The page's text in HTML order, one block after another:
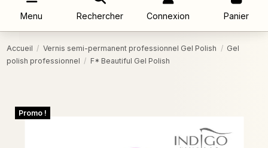
Menu Rechercher Connexion Panier
Accueil Vernis semi-permanent professionnel Gel Polish
Gel
polish professionnel
F* Beautiful Gel Polish
Promo !